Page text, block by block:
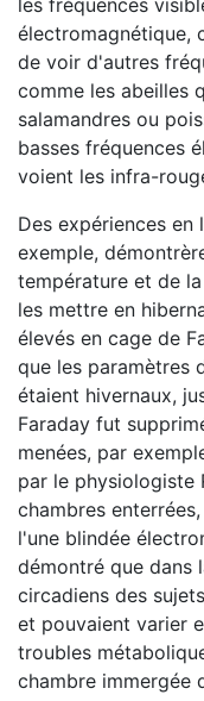
les fréquences
électromagnétique,
de voir d'autres
comme les abeilles
salamandres ou
basses fréquences
voient les infra-
Des expériences
exemple,
température et de
les mettre en
élevés en cage de
que les paramètres
étaient hivernaux,
Faraday fut
menées, par
par le physiologiste
chambres
l'une blindée
démontré que dans
circadiens des
et pouvaient varier
troubles
chambre immergée